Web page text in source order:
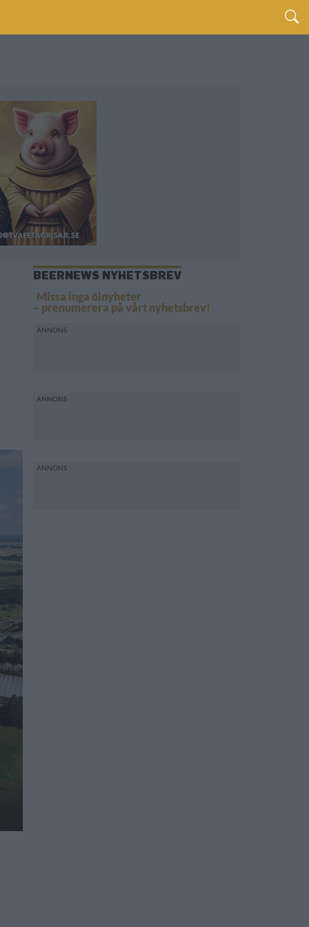
BEERNEWS NYHETSBREV
Missa inga ölnyheter
– prenumerera på vårt nyhetsbrev!